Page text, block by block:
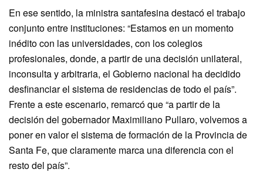
En ese sentido, la ministra santafesina destacó el trabajo
conjunto entre instituciones: “Estamos en un momento
inédito con las universidades, con los colegios
profesionales, donde, a partir de una decisión unilateral,
inconsulta y arbitraria, el Gobierno nacional ha decidido
desfinanciar el sistema de residencias de todo el país”.
Frente a este escenario, remarcó que “a partir de la
decisión del gobernador Maximiliano Pullaro, volvemos a
poner en valor el sistema de formación de la Provincia de
Santa Fe, que claramente marca una diferencia con el
resto del país”.